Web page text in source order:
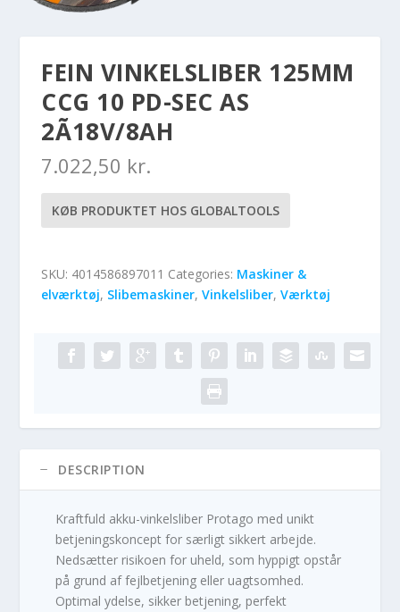
FEIN VINKELSLIBER 125MM
CCG 10 PD-SEC AS
2Ã18V/8AH
7.022,50 kr.
KØB PRODUKTET HOS GLOBALTOOLS
SKU: 4014586897011 Categories: Maskiner &
elværktøj, Slibemaskiner,Vinkelsliber,Værktøj
DESCRIPTION
Kraftfuld akku-vinkelsliber Protago med unikt
betjeningskoncept for særligt sikkert arbejde.
Nedsætter risikoen for uheld, som hyppigt opstår
på grund af fejlbetjening eller uagtsomhed.
Optimal ydelse, sikker betjening, perfekt